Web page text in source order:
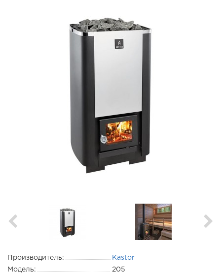
Производитель:
Kastor
Модель:
205